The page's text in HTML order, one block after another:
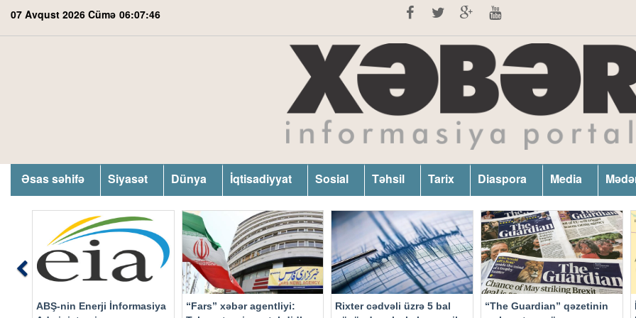
07 Avqust 2026 Cümə 06:07:47
Əsas səhifə Siyasət Dünya İqtisadiyyat Sosial Təhsil Tarix Diaspora Media
ABŞ-nin Enerji İnformasiya
“Fars” xəbər agentliyi:
Rixter cədvəli üzrə 5 bal
“The Guardian” qəzetinin
Previous